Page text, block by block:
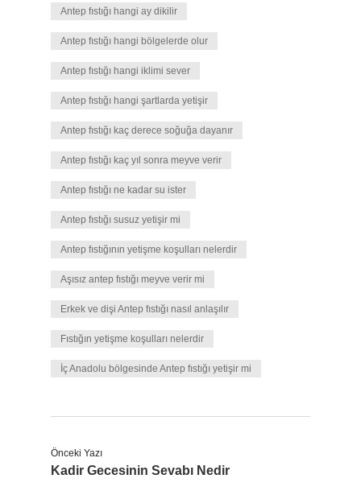
Antep fıstığı hangi ay dikilir
Antep fıstığı hangi bölgelerde olur
Antep fıstığı hangi iklimi sever
Antep fıstığı hangi şartlarda yetişir
Antep fıstığı kaç derece soğuğa dayanır
Antep fıstığı kaç yıl sonra meyve verir
Antep fıstığı ne kadar su ister
Antep fıstığı susuz yetişir mi
Antep fıstığının yetişme koşulları nelerdir
Aşısız antep fıstığı meyve verir mi
Erkek ve dişi Antep fıstığı nasıl anlaşılır
Fıstığın yetişme koşulları nelerdir
İç Anadolu bölgesinde Antep fıstığı yetişir mi
Önceki Yazı
Kadir Gecesinin Sevabı Nedir